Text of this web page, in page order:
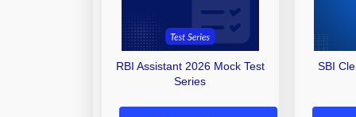
RBI Assistant 2026 Mock Test
Series
SBI